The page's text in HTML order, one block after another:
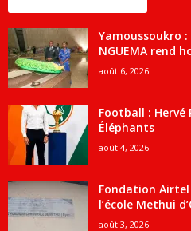
Yamoussoukro :
NGUEMA rend
août 6, 2026
Football : Hervé
Éléphants
août 4, 2026
Fondation
l’école Methui
août 3, 2026